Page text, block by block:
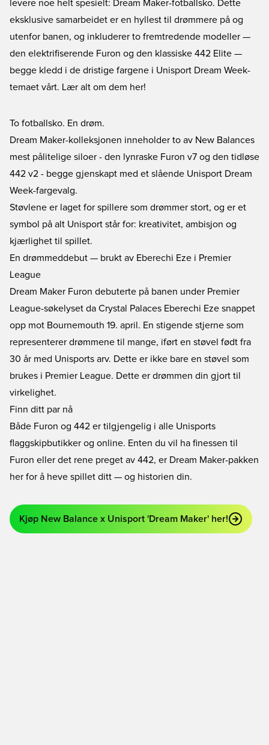
levere noe helt spesielt: Dream Maker-fotballsko. Dette
eksklusive samarbeidet er en hyllest til drømmere på og
utenfor banen, og inkluderer to fremtredende modeller —
den elektrifiserende Furon og den klassiske 442 Elite —
begge kledd i de dristige fargene i Unisport Dream Week-
temaet vårt. Lær alt om dem her!
To fotballsko. En drøm.
Dream Maker-kolleksjonen inneholder to av New Balances
mest pålitelige siloer - den lynraske Furon v7 og den tidløse
442 v2 - begge gjenskapt med et slående Unisport Dream
Week-fargevalg.
Støvlene er laget for spillere som drømmer stort, og er et
symbol på alt Unisport står for: kreativitet, ambisjon og
kjærlighet til spillet.
En drømmeddebut — brukt av Eberechi Eze i Premier
League
Dream Maker Furon debuterte på banen under Premier
League-søkelyset da Crystal Palaces Eberechi Eze snappet
opp mot Bournemouth 19. april. En stigende stjerne som
representerer drømmene til mange, iført en støvel født fra
30 år med Unisports arv. Dette er ikke bare en støvel som
brukes i Premier League. Dette er drømmen din gjort til
virkelighet.
Finn ditt par nå
Både Furon og 442 er tilgjengelig i alle Unisports
flaggskipbutikker og online. Enten du vil ha finessen til
Furon eller det rene preget av 442, er Dream Maker-pakken
her for å heve spillet ditt — og historien din.
Kjøp New Balance x Unisport 'Dream Maker' her!